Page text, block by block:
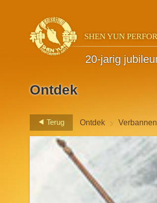
SHEN YUN
20-jarig
Ontdek
Terug Ontdek >